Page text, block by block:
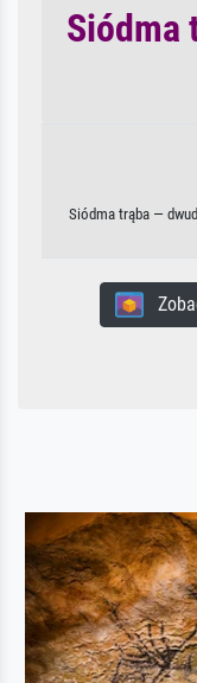
Siódma
Siódma trąba —